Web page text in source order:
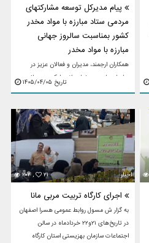
پیام مدیرکل توسعه مشارکتهای
مردمی ستاد مبارزه با مواد مخدر
کشور بمناسبت سالروز جهانی
مبارزه با مواد مخدر
همکاران ارجمند، مدیران و فعالان عزیز در
سازمان‌های مردم‌نهادسلام علیکمروز جهانی
مبارزه با مواد مخدر، فرصتی است برای
مسئولیت یک دستگاه یا ...
تاریخ ۱۴۰۵/۰۴/۰۵
۲۰۲ , ۲۱ اخبار
اجرای کارگاه تربیت مربی مانا
به گزار ش مسول روابط عمومی هسرا اصفهان
در تاریخ‌های ۲۱و۲۲ خردادماه در سالن
اجتماعات سازمان بهزیستی استان کارگاه